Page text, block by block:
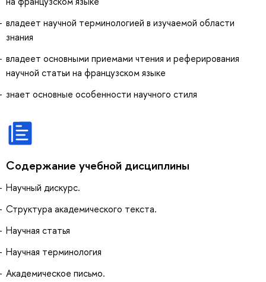
владеет научной терминологией в изучаемой области
знания
владеет основными приемами чтения и реферирования
научной статьи на французском языке
знает основные особенности научного стиля
Содержание учебной дисциплины
Научный дискурс.
Структура академического текста.
Научная статья
Научная терминология
Академическое письмо.